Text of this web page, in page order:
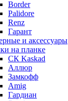
Border
Palidore
Renz
Гарант
и аксессуары
на планке
CК Kaskad
Аллюр
Замкофф
Amig
Гардиан